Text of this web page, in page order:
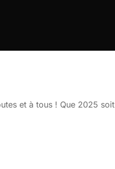
et à tous ! Que 2025 soit